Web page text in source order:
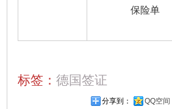
保险单
标签： 德国签证
分享到： QQ空间